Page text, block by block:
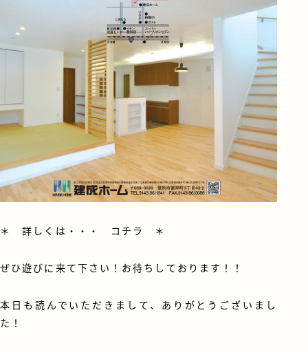
＊ 詳しくは・・・ コチラ ＊
ぜひ遊びに来て下さい！ お待ちしております！！
本日も読んでいただきまして、ありがとうございまし
た！